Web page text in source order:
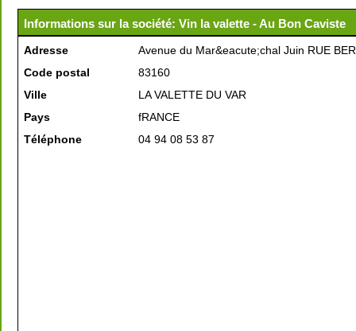
Informations sur la société: Vin la valette - Au Bon Caviste
Adresse
Avenue du Mar&eacute;chal Juin RUE
Code postal
83160
Ville
LA VALETTE DU VAR
Pays
fRANCE
Téléphone
04 94 08 53 87